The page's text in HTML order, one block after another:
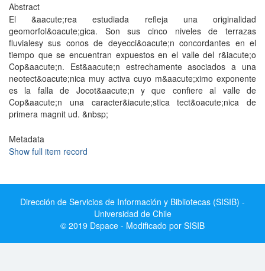
Abstract
El &aacute;rea estudiada refleja una originalidad
geomorfol&oacute;gica. Son sus cinco niveles de terrazas
fluvialesy sus conos de deyecci&oacute;n concordantes en el
tiempo que se encuentran expuestos en el valle del r&iacute;o
Cop&aacute;n. Est&aacute;n estrechamente asociados a una
neotect&oacute;nica muy activa cuyo m&aacute;ximo exponente
es la falla de Jocot&aacute;n y que confiere al valle de
Cop&aacute;n una caracter&iacute;stica tect&oacute;nica de
primera magnit ud. &nbsp;
Metadata
Show full item record
Dirección de Servicios de Información y Bibliotecas (SISIB) -
Universidad de Chile
© 2019 Dspace - Modificado por SISIB